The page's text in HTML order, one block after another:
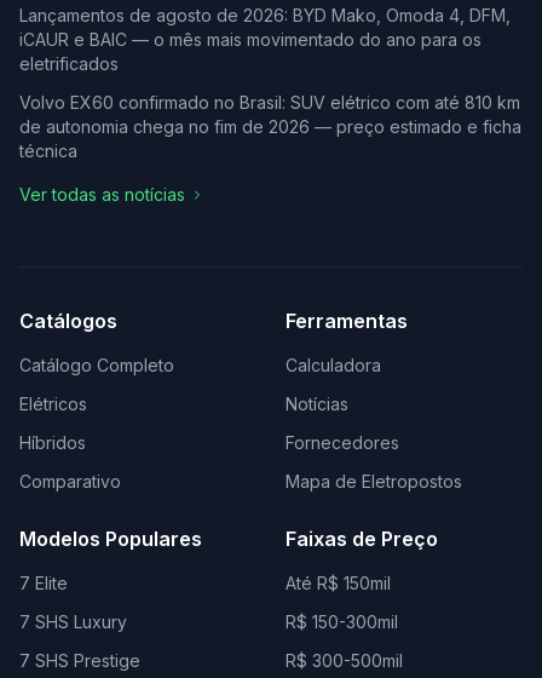
Lançamentos de agosto de 2026: BYD Mako, Omoda 4, DFM,
iCAUR e BAIC — o mês mais movimentado do ano para os
eletrificados
Volvo EX60 confirmado no Brasil: SUV elétrico com até 810 km
de autonomia chega no fim de 2026 — preço estimado e ficha
técnica
Ver todas as notícias
Catálogos
Catálogo Completo
Elétricos
Híbridos
Comparativo
Ferramentas
Calculadora
Notícias
Fornecedores
Mapa de Eletropostos
Modelos Populares
7 Elite
7 SHS Luxury
7 SHS Prestige
Faixas de Preço
Até R$ 150mil
R$ 150-300mil
R$ 300-500mil